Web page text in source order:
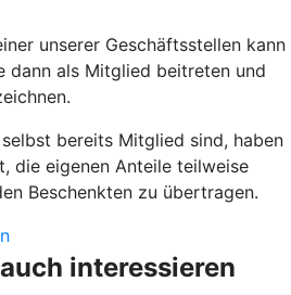
unserer Geschäftsstellen kann
dann als Mitglied beitreten und
bereits Mitglied sind, haben
die eigenen Anteile teilweise
Beschenkten zu übertragen.
interessieren